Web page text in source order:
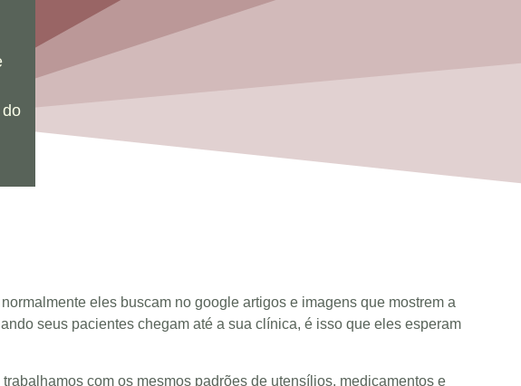
eles buscam no google artigos e imagens que mostrem a
seus pacientes chegam até a sua clínica, é isso que eles esperam
com os mesmos padrões de utensílios, medicamentos e